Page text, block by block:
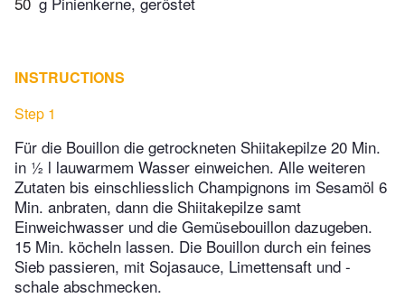
INSTRUCTIONS
Step 1
Für die Bouillon die getrockneten Shiitakepilze 20 Min.
in ½ l lauwarmem Wasser einweichen. Alle weiteren
Zutaten bis einschliesslich Champignons im Sesamöl 6
Min. anbraten, dann die Shiitakepilze samt
Einweichwasser und die Gemüsebouillon dazugeben.
15 Min. köcheln lassen. Die Bouillon durch ein feines
Sieb passieren, mit Sojasauce, Limettensaft und -
schale abschmecken.